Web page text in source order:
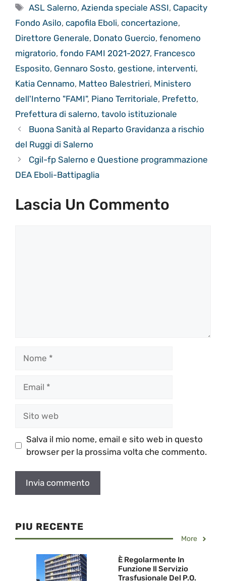
Tag
ASL Salerno,Azienda speciale ASSI, Capacity
Fondo Asilo, capofila Eboli, concertazione,
Direttore Generale, Donato Guercio, fenomeno
migratorio, fondo FAMI 2021-2027, Francesco
Esposito, Gennaro Sosto, gestione, interventi,
Katia Cennamo, Matteo Balestrieri, Ministero
dell'Interno "FAMI", Piano Territoriale, Prefetto,
Prefettura di salerno, tavolo istituzionale
Buona Sanità al Reparto Gravidanza a rischio
del Ruggi di Salerno
Cgil-fp Salerno e Questione programmazione
DEA Eboli-Battipaglia
Lascia Un Commento
web
Salva il mio nome, email e sito web in questo
browser per la prossima volta che commento.
PIU RECENTE
More
È Regolarmente In
Funzione Il Servizio
Trasfusionale Del P.O.